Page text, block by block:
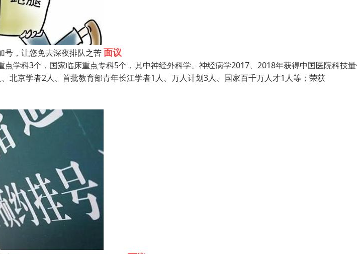
号，让您免去深夜排队之苦面议
点学科3个，国家临床重点专科5个，其中神经外科学、神经病学2017、2018年获得中国医院科技
北京学者2人、首批教育部青年长江学者1人、万人计划3人、国家百千万人才1人等；荣获